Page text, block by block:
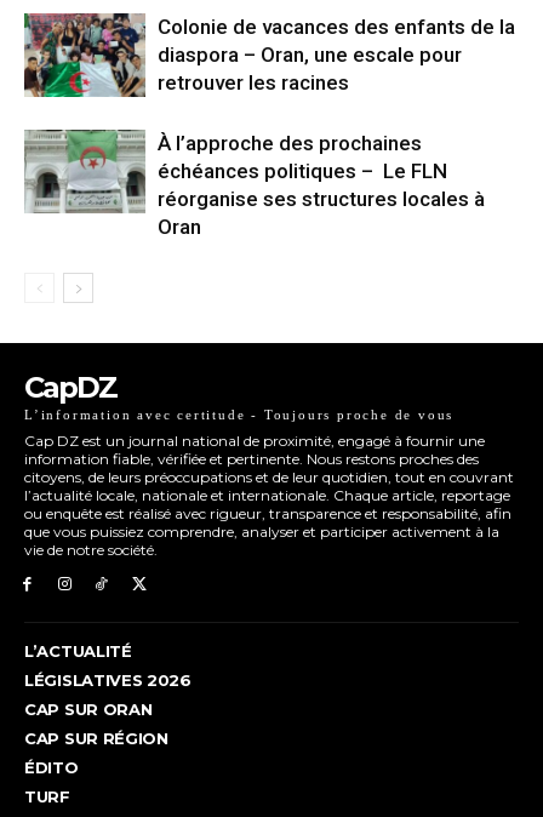
Colonie de vacances des enfants de la
diaspora – Oran, une escale pour
retrouver les racines
À l’approche des prochaines
échéances politiques – Le FLN
réorganise ses structures locales à
Oran
CapDZ
L’information avec certitude - Toujours proche de vous
Cap DZ est un journal national de proximité, engagé à fournir une
information fiable, vérifiée et pertinente. Nous restons proches des
citoyens, de leurs préoccupations et de leur quotidien, tout en couvrant
l’actualité locale, nationale et internationale. Chaque article, reportage
ou enquête est réalisé avec rigueur, transparence et responsabilité, afin
que vous puissiez comprendre, analyser et participer activement à la
vie de notre société.
L’ACTUALITÉ
LÉGISLATIVES 2026
CAP SUR ORAN
CAP SUR RÉGION
ÉDITO
TURF